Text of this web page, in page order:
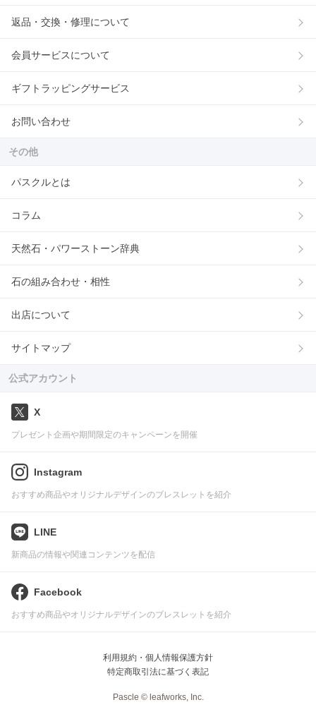
返品・交換・修理について
会員サービスについて
ギフトラッピングサービス
お問い合わせ
その他
パスクルとは
コラム
天然石・パワーストーン辞典
石の組み合わせ・相性
出店について
サイトマップ
公式アカウント
X
プレゼント企画や期間限定のキャンペーンを開催
Instagram
おすすめ商品やオリジナルデザインのブレスレットを紹介
LINE
新商品の情報や関連コンテンツを配信
Facebook
おすすめ商品やオリジナルデザインのブレスレットを紹介
利用規約・個人情報保護方針
特定商取引法に基づく表記
Pascle © leafworks, Inc.